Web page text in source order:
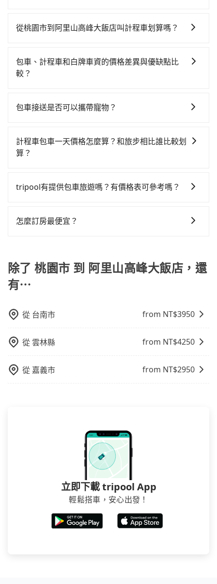
20分鐘。抵達高鐵站後，步行進站、現場購票並於月台
5分鐘出站、等待車站前排班的計程車，搭上小黃後約花
145分鐘、車費2,600元後，抵達阿里山高峰大飯店 (嘉
2,120元。但如果全程使用tripool並到府專車接送，則
而且更會額外浪費時間在轉乘與等車上，現在還不馬上
來預約tripool！如果你是三人以下要乘車，也可參考
在車上休息，那在桃園市大園區有約25間租車車行，比
Tiida，一天租金約$1,500，九人座如Hyundai Starex
或Volkswagen T5，一天$4,500起，油錢（每公里約3
里程限定200~400公里，超過還會額外加收100~2,000
阿里山高峰大飯店，預計的小轎車花費為$4,200或九人
座$7,200。當然這金額比搭計程車便宜，但如果你當天
有段路，且須配合車行營業時間做租還動作，另外承租
可能遭遇各種莫名理由而被額外收費，風險可謂不小。
從桃園市到阿里山高峰大飯店叫計程車划算嗎？
灣大車隊、Uber、Line Taxi、Yoxi等，如果在路邊攔不
到車，也可考慮打電話至附近的計程車隊，如大園多元
間，但如改預約tripool可省高達$2,400。但如果要考慮
240倍。綜合以上，無論在價格或服務品質上，tripool
都是你從桃園市到阿里山高峰大飯店的最佳選擇。
包車、計程車和白牌車資的價格差異與優缺點比
較？
包車：優點是搭乘舒適可以根據自己的需求安排時間和
車：優點是24小時隨叫隨到，價格按錶計費，但若遇交
通塞車時亦會加收延遲費用，一般屬短程接駁為主。 -
事後也無法申訴退費。
包車接送是否可以攜帶寵物？
預定時特別勾選，是可以讓置入提籠或提袋內的中小型
寵物同行。且為了行程安全，請勿將寵物抱出來或置於
計程車包車一天價格怎麼算？和旅步相比誰比較划
算？
格通常是根據時間或距離來計算，而且在不同城市和地
之前，最好先詢問清楚具體價格和注意事項。相比之
用。
tripool有提供包車旅遊嗎？有價格表可參考嗎？
包車旅遊，從單純的單趟接送到算時間的計時包車都
車的價格可能跟其他車隊相差無幾，但是如果只需要短
時數或者單程專車服務者，敢大聲說我們價格絕對最划
算。網站上可直接挑選小轎車、休旅車、或九人座箱型
怎麼訂房最便宜？
地區、價位、人數、特殊需求來搜尋適合的旅店與房
型，更重要的是通常價格是官網的6~8折，如果又有加入
會員或者使用特定的信用卡，還可以累積點數做現金回
有Booking.com、Agoda.com、Hotels.com、
Expedia.com、Trip.com等。正常來說，線上刷卡付款
完後預定就完成，事先不用電話確認空房，事後也不用
告知付款完畢，一切都能在網路上操作。但有些較冷門
賣的現象，便有可能到了現場卻沒房可住的窘境，所以
介意多花一點錢省下這些瑣碎的事，台灣本土的AsiaYo
或者國際Airbnb都值得推薦。
除了 桃園市 到 阿里山高峰大飯店，還
有⋯
從 台南市 from NT$3950
從雲林縣 from NT$4250
從 嘉義市 from NT$2950
立即下載 tripool App
輕鬆搭車，安心出發！